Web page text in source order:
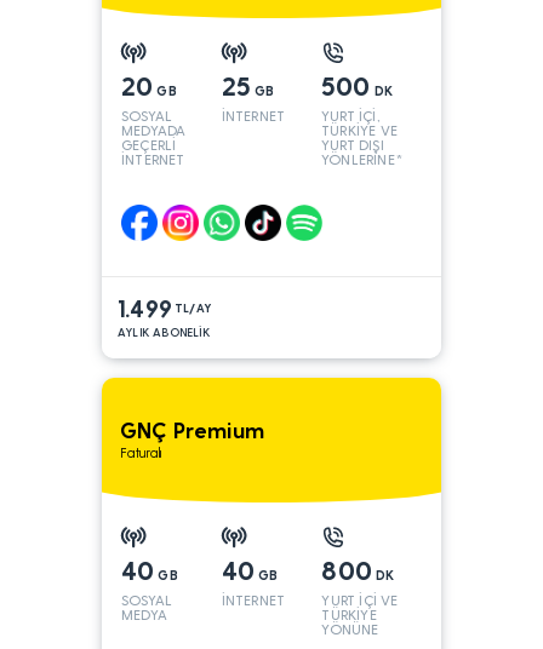
20 GB
SOSYAL
MEDYADA
GEÇERLİ
İNTERNET
25 GB
İNTERNET
500 DK
YURT İÇİ,
TÜRKİYE VE
YURT DIŞI
YÖNLERİNE*
1.499 TL/AY
AYLIK ABONELİK
GNÇ Premium
Faturalı
40 GB
SOSYAL
MEDYA
40 GB
İNTERNET
800 DK
YURT İÇİ VE
TÜRKİYE
YÖNÜNE